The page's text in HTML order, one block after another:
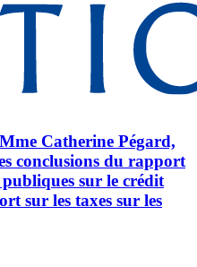
Catherine Pégard,
conclusions du rapport
sur le crédit
sur les taxes sur les